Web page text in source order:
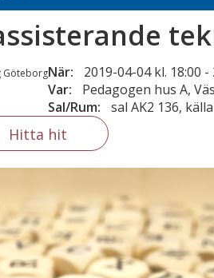
GöteborgNär: 2019-04-04 kl. 18:00 -
Var:
Pedagogen hus A,
Sal/Rum:
sal AK2 136,
Hitta hit